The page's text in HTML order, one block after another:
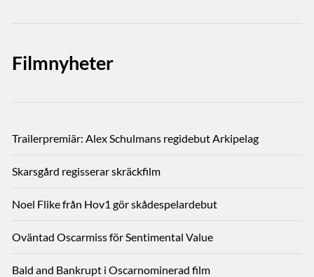
Filmnyheter
Trailerpremiär: Alex Schulmans regidebut Arkipelag
Skarsgård regisserar skräckfilm
Noel Flike från Hov1 gör skådespelardebut
Oväntad Oscarmiss för Sentimental Value
Bald and Bankrupt i Oscarnominerad film